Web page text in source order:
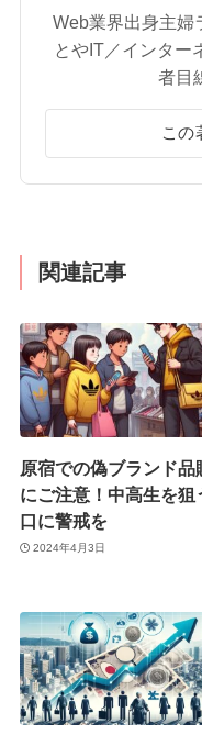
Web業界出身主婦
とやIT／インター
者目
この
関連記事
原宿での偽ブランド品
にご注意！中高生を狙
口に警戒を
2024年4月3日